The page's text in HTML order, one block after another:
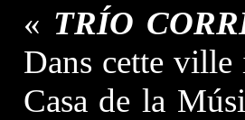
« TRÍO
Dans cette
Casa de la